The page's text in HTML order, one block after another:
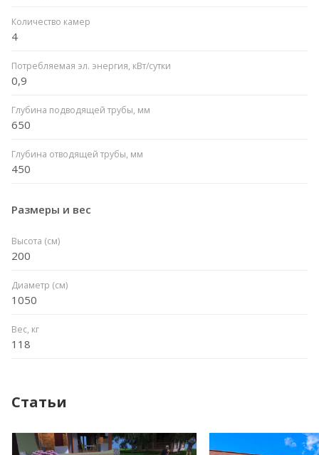
Количество камер
4
Потребляемая эл. энергия, кВт/сутки
0,9
Глубина подводящей трубы, мм
650
Глубина отводящей трубы, мм
450
Размеры и вес
Высота (см)
200
Диаметр (см)
1050
Вес, кг
118
Статьи